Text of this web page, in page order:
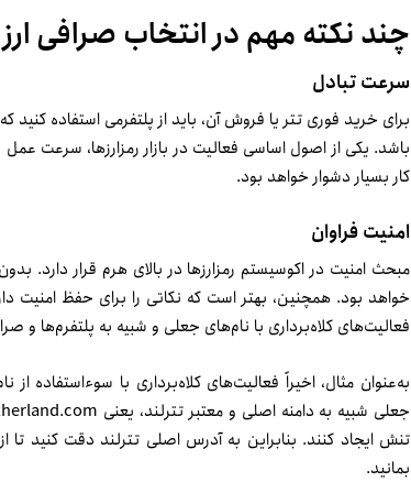
علاوه‌بر احساس خطر از‌دست‌دادن دارایی خود، تجربه تلخ
انتخاب صرافی برای خرید تتر، از کیفیت پشتیبانی صرافی
فعال و پاسخ‌گویی آنی را میسر کرده‌ایم.
جمع‌بندی
در این مقاله، سعی کردیم تا پاسخی منطقی برای سؤالی ارائه
دوستان شما هم دائماً می‌پرسند که «از کجا تتر بخریم؟»، توصیه
برای خرید و فروش فوری تتر ، می‌توانید ازطریق وب‌سایت و
امتیاز شما